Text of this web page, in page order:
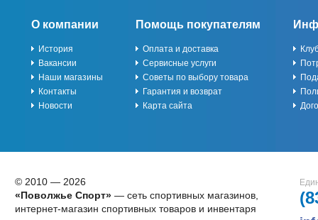
О компании
История
Вакансии
Наши магазины
Контакты
Новости
Помощь покупателям
Оплата и доставка
Сервисные услуги
Советы по выбору товара
Гарантия и возврат
Карта сайта
© 2010 — 2026
«Поволжье Спорт»— сеть спортивных магазинов,
интернет-магазин спортивных товаров и инвентаря